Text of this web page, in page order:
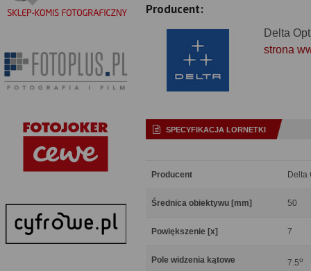
Producent:
Delta
strona
SPECYFIKACJA LORNETKI
Producent Delta
Średnica obiektywu [mm] 50
Powiększenie [x] 7
Pole widzenia kątowe 7.5o